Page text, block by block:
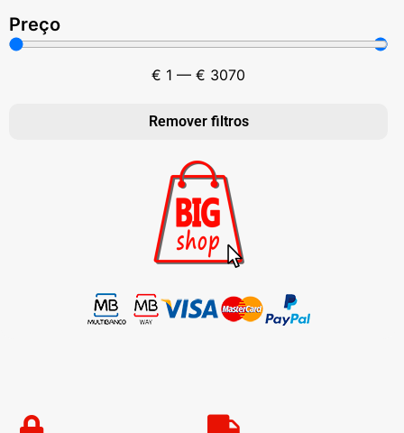
Preço
€ 1 — € 3070
Remover filtros